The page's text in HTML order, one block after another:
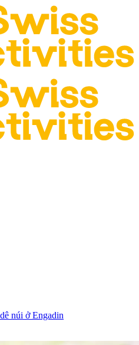
núi ở Engadin